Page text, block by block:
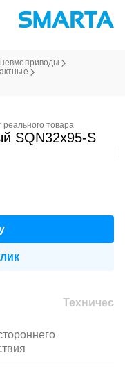
реального товара
SQN32x95-S